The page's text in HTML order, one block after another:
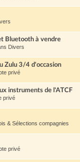
Bluetooth à vendre
Divers
Zulu 3/4 d'occasion
privé
instruments de l'ATCF
privé
& Sélections compagnies
privé